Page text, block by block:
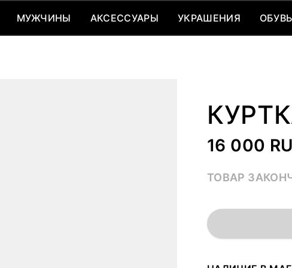
МУЖЧИНЫ
МУЖЧИНЫ АКСЕССУАРЫ
АКСЕССУАРЫ УКРАШЕНИЯ
УКРАШЕНИЯ ОБУВЬ
ОБУВЬ
16 000
ТОВАР